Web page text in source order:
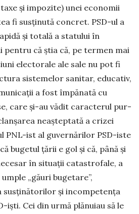
și impozite) unei economii
fi susținută concret. PSD-ul a
și totală a statului în
pentru că știa că, pe termen mai
electorale ale sale nu pot fi
sistemelor sanitar, educativ,
a fost împănată cu
care și-au vădit caracterul pur-
neașteptată a crizei
PNL-ist al guvernărilor PSD-iste
bugetul țării e gol și că, până și
în situații catastrofale, a
„găuri buge­tare”,
susținătorilor și incompetența
Cei din urmă plănuiau să le